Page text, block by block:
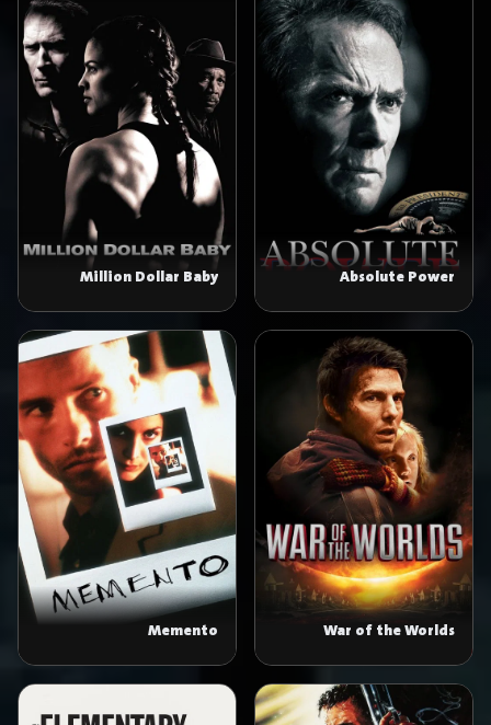
Absolute Power
Million Dollar Baby
War of the Worlds
Memento